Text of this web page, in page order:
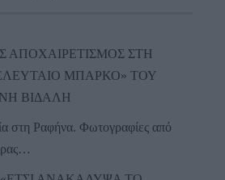
ΑΠΟΧΑΙΡΕΤΙΣΜΟΣ ΣΤΗ
ΜΠΑΡΚΟ» ΤΟΥ
ΒΙΔΑΛΗ
στη Ραφήνα. Φωτογραφίες από